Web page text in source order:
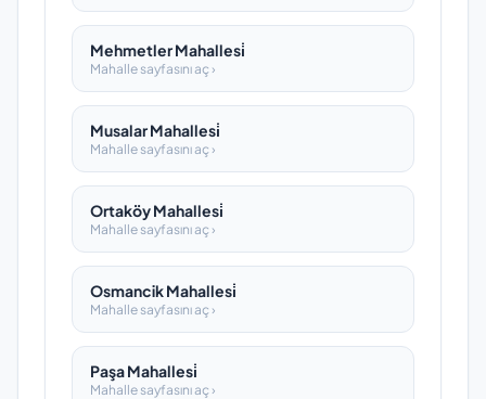
Mehmetler Mahallesi̇
Mahalle sayfasını aç ›
Musalar Mahallesi̇
Mahalle sayfasını aç ›
Ortaköy Mahallesi̇
Mahalle sayfasını aç ›
Osmancik Mahallesi̇
Mahalle sayfasını aç ›
Paşa Mahallesi̇
Mahalle sayfasını aç ›